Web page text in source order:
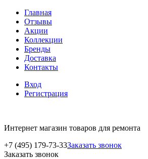
Главная
Отзывы
Акции
Коллекции
Бренды
Доставка
Контакты
Вход
Регистрация
Интернет магазин товаров для ремонта
+7 (495) 179-73-33Заказать звонок
Заказать звонок